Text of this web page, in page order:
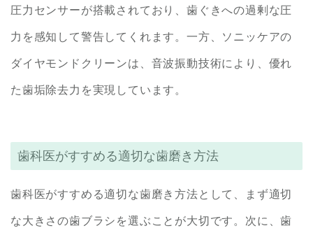
圧力センサーが搭載されており、歯ぐきへの過剰な圧
力を感知して警告してくれます。一方、ソニッケアの
ダイヤモンドクリーンは、音波振動技術により、優れ
た歯垢除去力を実現しています。
歯科医がすすめる適切な歯磨き方法
歯科医がすすめる適切な歯磨き方法として、まず適切
な大きさの歯ブラシを選ぶことが大切です。次に、歯